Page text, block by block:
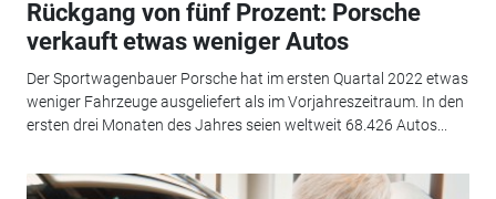
Rückgang von fünf Prozent: Porsche
verkauft etwas weniger Autos
Der Sportwagenbauer Porsche hat im ersten Quartal 2022 etwas
weniger Fahrzeuge ausgeliefert als im Vorjahreszeitraum. In den
ersten drei Monaten des Jahres seien weltweit 68.426 Autos...